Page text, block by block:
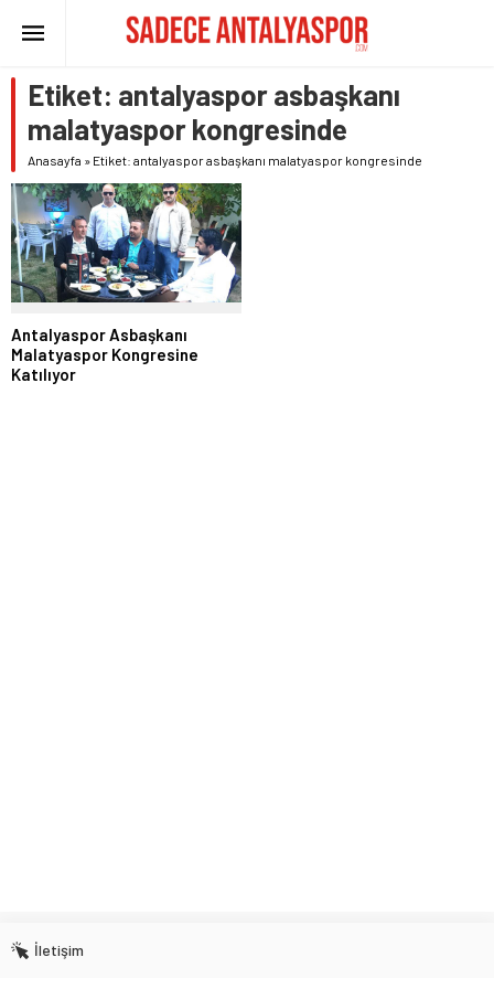
Etiket: antalyaspor asbaşkanı
malatyaspor kongresinde
Anasayfa » Etiket: antalyaspor asbaşkanı malatyaspor kongresinde
Antalyaspor Asbaşkanı
Malatyaspor Kongresine
Katılıyor
İletişim